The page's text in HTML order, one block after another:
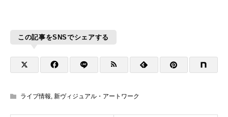
この記事をSNSでシェアする
ライブ情報, 新ヴィジュアル・アートワーク